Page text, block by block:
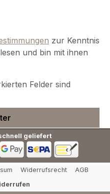
zur Kenntnis
und bin mit ihnen
Felder sind
geliefert
Widerrufsrecht
AGB